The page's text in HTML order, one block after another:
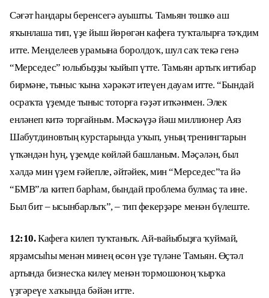
Сәғәт һандары беренсегә ауышты. Тамьян төшкө аш
яҡынлаша тип, үҙе йыш йөрөгән кафеға туҡталырға тәҡдим
итте. Менделеев урамына боролдоҡ, шул саҡ текә генә
“Мерседес” юлыбыҙҙы ҡыйып үтте. Тамьян артыҡ иғтибар
бирмәне, тыныс ҡына хәрәкәт итеүен дауам итте. “Бындай
осраҡта үҙемде тыныс тоторға ғәҙәт иткәнмен. Элек
енләнеп китә торғайным. Мәскәүҙә йәш миллионер Аяз
Шабутдиновтың курстарында уҡып, уның тренингтарын
үткәндән һуң, үҙемде көйләй башланым. Мәҫәлән, был
хәлдә мин үҙем ғәйепле, әйтәйек, мин “Мерседес”та йә
“БМВ”ла китеп барһам, бындай проблема булмаҫ та ине.
Был бит – ысынбарлыҡ”, – тип фекерҙәре менән бүлеште.
12:10.Кафеға килеп туҡтаныҡ. Ай-вайыбыҙға ҡуймай,
ярҙамсыһы менән минең өсөн үҙе түләне Тамьян. Өҫтәл
артында бизнесҡа килеү менән тормошоноң ҡырҡа
үҙгәреүе хаҡында бәйән итте.